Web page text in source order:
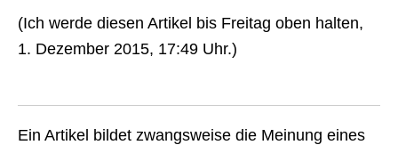
(Ich werde diesen Artikel bis Freitag oben halten,
1. Dezember 2015, 17:49 Uhr.)
Ein Artikel bildet zwangsweise die Meinung eines